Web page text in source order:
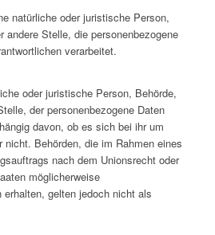
natürliche oder juristische Person,
andere Stelle, die personenbezogene
verarbeitet.
oder juristische Person, Behörde,
der personenbezogene Daten
davon, ob es sich bei ihr um
nicht. Behörden, die im Rahmen eines
nach dem Unionsrecht oder
möglicherweise
erhalten, gelten jedoch nicht als